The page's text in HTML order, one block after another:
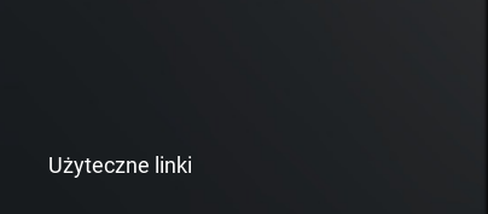
Użyteczne linki